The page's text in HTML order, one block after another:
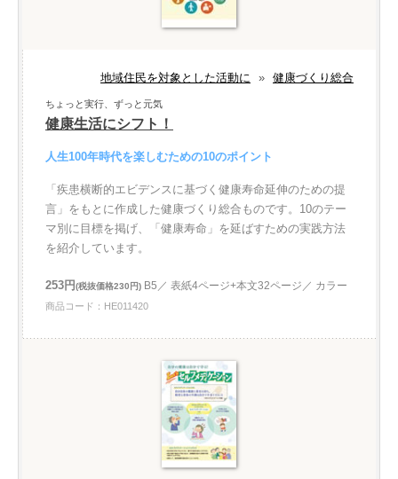
地域住民を対象とした活動に » 健康づくり総合
ちょっと実行、ずっと元気
健康生活にシフト！
人生100年時代を楽しむための10のポイント
「疾患横断的エビデンスに基づく健康寿命延伸のための提
言」をもとに作成した健康づくり総合ものです。10のテー
マ別に目標を掲げ、「健康寿命」を延ばすための実践方法
を紹介しています。
253円(税抜価格230円) B5／ 表紙4ページ+本文32ページ／ カラー
商品コード：HE011420